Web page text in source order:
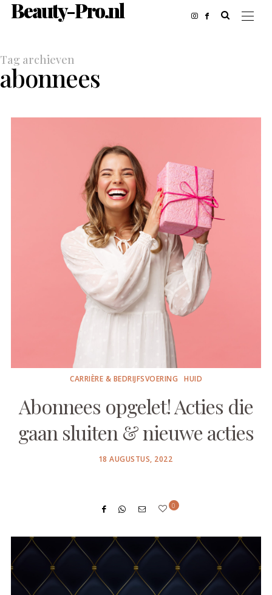
Beauty-Pro.nl
Tag archieven
abonnees
CARRIÈRE & BEDRIJFSVOERING HUID
Abonnees opgelet! Acties die
gaan sluiten & nieuwe acties
POSTED
18 AUGUSTUS, 2022
0